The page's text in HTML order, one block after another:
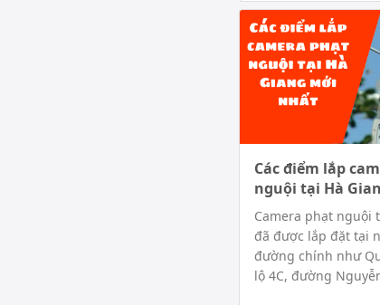
Các điểm lắp
nguội tại Hà
Camera phạt nguội
đã được lắp đặt tại
đường chính như
lộ 4C, đường